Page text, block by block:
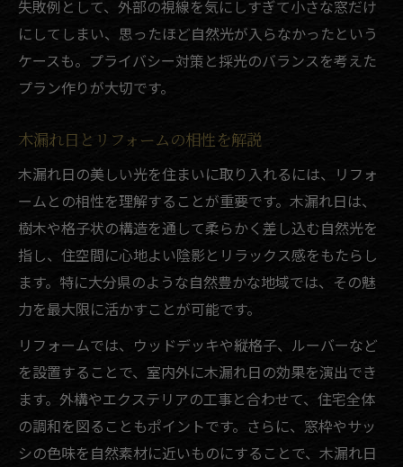
失敗例として、外部の視線を気にしすぎて小さな窓だけ
にしてしまい、思ったほど自然光が入らなかったという
ケースも。プライバシー対策と採光のバランスを考えた
プラン作りが大切です。
木漏れ日とリフォームの相性を解説
木漏れ日の美しい光を住まいに取り入れるには、リフォ
ームとの相性を理解することが重要です。木漏れ日は、
樹木や格子状の構造を通して柔らかく差し込む自然光を
指し、住空間に心地よい陰影とリラックス感をもたらし
ます。特に大分県のような自然豊かな地域では、その魅
力を最大限に活かすことが可能です。
リフォームでは、ウッドデッキや縦格子、ルーバーなど
を設置することで、室内外に木漏れ日の効果を演出でき
ます。外構やエクステリアの工事と合わせて、住宅全体
の調和を図ることもポイントです。さらに、窓枠やサッ
シの色味を自然素材に近いものにすることで、木漏れ日